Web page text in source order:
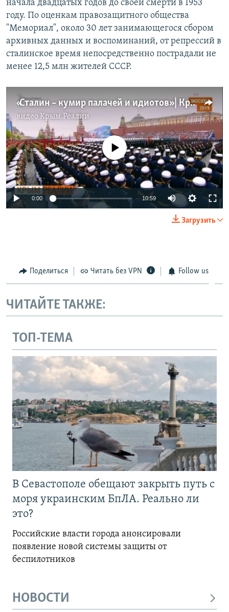
начала двадцатых годов до своей смерти в 1953
году. По оценкам правозащитного общества
"Мемориал", около 30 лет занимающегося сбором
архивных данных и воспоминаний, от репрессий в
сталинское время непосредственно пострадали не
менее 12,5 млн жителей СССР.
«Сталин – кумир палачей и идиотов» | Крым.Реалии ТВ (видео)
видео Крым.Реалии
1080p
No media source currently available
0:00 10:59 Auto
270p
1080p
Загрузить
Поделиться Читать без VPN Follow us
ЧИТАЙТЕ ТАКЖЕ:
ТОП-ТЕМА
В Севастополе обещают закрыть путь с
моря украинским БпЛА. Реально ли
это?
Российские власти города анонсировали
появление новой системы защиты от
беспилотников
НОВОСТИ